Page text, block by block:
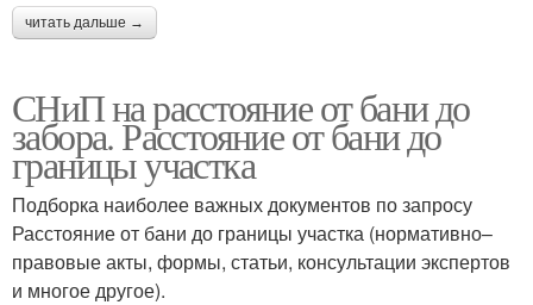
читать дальше →
СНиП на расстояние от бани до
забора. Расстояние от бани до
границы участка
Подборка наиболее важных документов по запросу
Расстояние от бани до границы участка (нормативно–
правовые акты, формы, статьи, консультации экспертов
и многое другое).